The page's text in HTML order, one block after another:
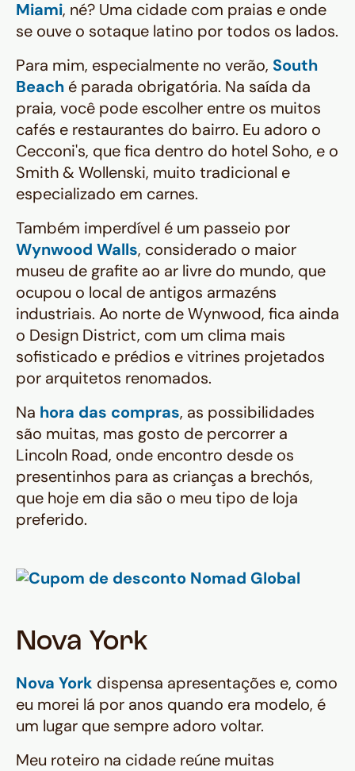
Miami, né? Uma cidade com praias e onde
se ouve o sotaque latino por todos os lados.
Para mim, especialmente no verão, South
Beach é parada obrigatória. Na saída da
praia, você pode escolher entre os muitos
cafés e restaurantes do bairro. Eu adoro o
Cecconi's, que fica dentro do hotel Soho, e o
Smith & Wollenski, muito tradicional e
especializado em carnes.
Também imperdível é um passeio por
Wynwood Walls, considerado o maior
museu de grafite ao ar livre do mundo, que
ocupou o local de antigos armazéns
industriais. Ao norte de Wynwood, fica ainda
o Design District, com um clima mais
sofisticado e prédios e vitrines projetados
por arquitetos renomados.
Na hora das compras, as possibilidades
são muitas, mas gosto de percorrer a
Lincoln Road, onde encontro desde os
presentinhos para as crianças a brechós,
que hoje em dia são o meu tipo de loja
preferido.
Nova York
Nova York dispensa apresentações e, como
eu morei lá por anos quando era modelo, é
um lugar que sempre adoro voltar.
Meu roteiro na cidade reúne muitas